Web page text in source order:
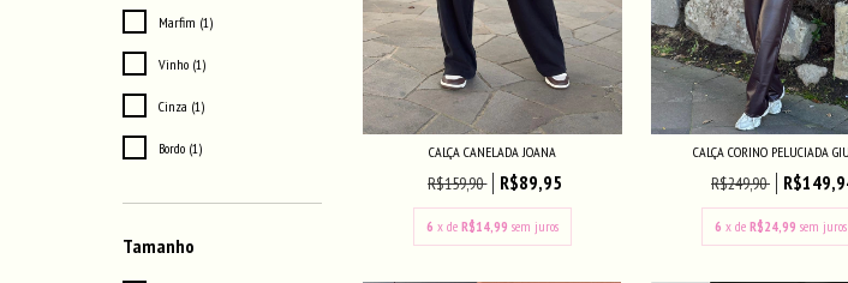
Marfim (1)
Vinho (1)
Cinza (1)
Bordo (1)
Tamanho
CALÇA CANELADA JOANA
R$159,90 R$89,95
6 x de R$14,99 sem juros
CALÇA CORINO PELUCIADA
R$249,90
6 x de R$24,99 sem juros